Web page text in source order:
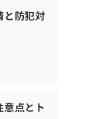
と防犯対
点とト